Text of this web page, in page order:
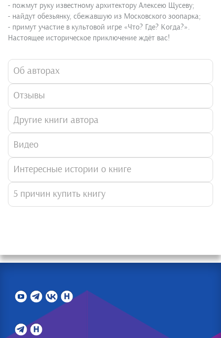
- пожмут руку известному архитектору Алексею Щусеву;
- найдут обезьянку, сбежавшую из Московского зоопарка;
- примут участие в культовой игре «Что? Где? Когда?».
Настоящее историческое приключение ждёт вас!
Об авторах
Отзывы
Другие книги автора
Видео
Интересные истории о книге
5 причин купить книгу